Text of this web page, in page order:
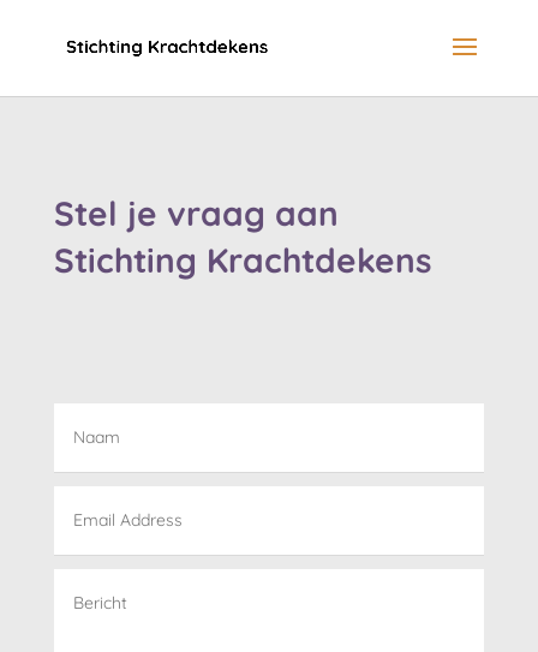
Stel je vraag aan
Stichting Krachtdekens